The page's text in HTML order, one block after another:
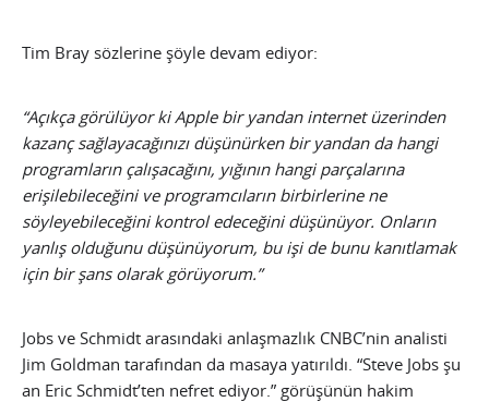
Tim Bray sözlerine şöyle devam ediyor:
“Açıkça görülüyor ki Apple bir yandan internet üzerinden
kazanç sağlayacağınızı düşünürken bir yandan da hangi
programların çalışacağını, yığının hangi parçalarına
erişilebileceğini ve programcıların birbirlerine ne
söyleyebileceğini kontrol edeceğini düşünüyor. Onların
yanlış olduğunu düşünüyorum, bu işi de bunu kanıtlamak
için bir şans olarak görüyorum.”
Jobs ve Schmidt arasındaki anlaşmazlık CNBC’nin analisti
Jim Goldman tarafından da masaya yatırıldı. “Steve Jobs şu
an Eric Schmidt’ten nefret ediyor.” görüşünün hakim